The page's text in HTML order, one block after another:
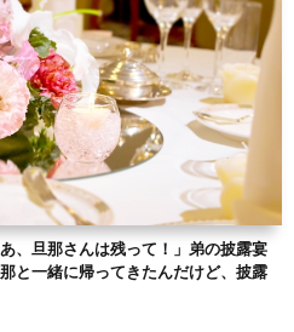
、旦那さんは残って！」弟の披露宴
と一緒に帰ってきたんだけど、披露